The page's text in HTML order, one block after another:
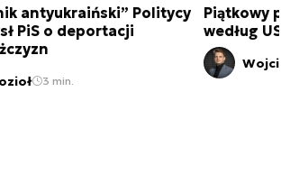
antyukraiński” Politycy
PiS o deportacji
3 min.
Piątkowy
według